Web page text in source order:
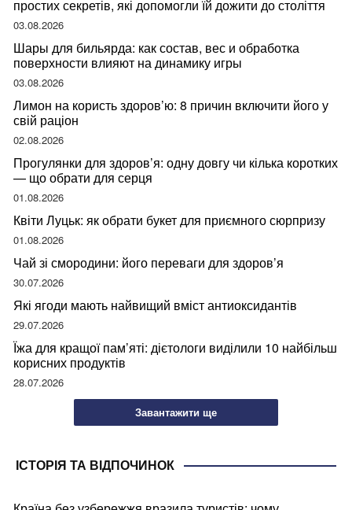
простих секретів, які допомогли їй дожити до століття
03.08.2026
Шары для бильярда: как состав, вес и обработка
поверхности влияют на динамику игры
03.08.2026
Лимон на користь здоров’ю: 8 причин включити його у
свій раціон
02.08.2026
Прогулянки для здоров’я: одну довгу чи кілька коротких
— що обрати для серця
01.08.2026
Квіти Луцьк: як обрати букет для приємного сюрпризу
01.08.2026
Чай зі смородини: його переваги для здоров’я
30.07.2026
Які ягоди мають найвищий вміст антиоксидантів
29.07.2026
Їжа для кращої пам’яті: дієтологи виділили 10 найбільш
корисних продуктів
28.07.2026
Завантажити ще
ІСТОРІЯ ТА ВІДПОЧИНОК